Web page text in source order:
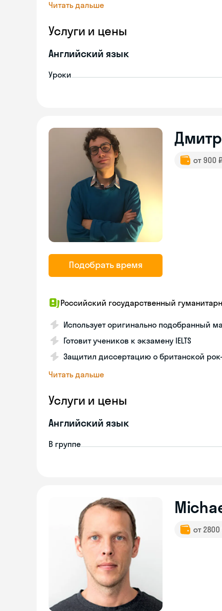
Читать дальше
Услуги и цены
Английский язык
Уроки
Подобрать время
от 900
Российский государственный
Использует оригинально подобранный
Готовит учеников к экзамену IELTS
Защитил диссертацию о британской
Читать дальше
Услуги и цены
Английский язык
В группе
от